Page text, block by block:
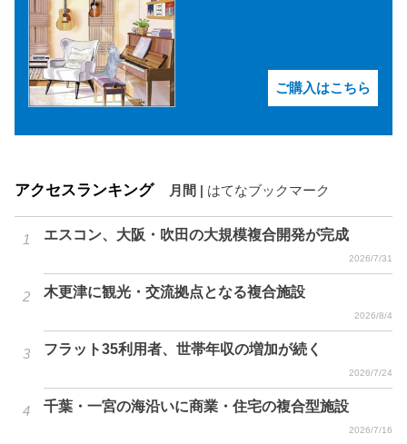
ご購入はこちら
アクセスランキング 月間 はてなブックマーク
エスコン、大阪・吹田の大規模複合開発が完成
2026/7/31
木更津に観光・交流拠点となる複合施設
2026/8/4
フラット35利用者、世帯年収の増加が続く
2026/7/24
千葉・一宮の海沿いに商業・住宅の複合型施設
2026/7/16